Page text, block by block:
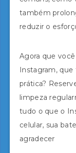
também
reduzir o
Agora que
Instagram,
prática?
limpeza
tudo o que o
celular, sua
agradecer